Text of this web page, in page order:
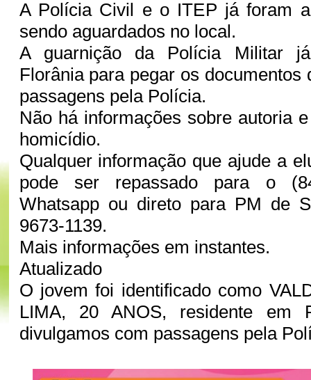
A Polícia Civil e o ITEP já foram
sendo aguardados no local.
A guarnição da Polícia Militar
Florânia para pegar os documentos
passagens pela Polícia.
Não há informações sobre autoria
homicídio.
Qualquer informação que ajude a
pode ser repassado para o
Whatsapp ou direto para PM de
9673-1139.
Mais informações em instantes.
Atualizado
O jovem foi identificado como
LIMA, 20 ANOS, residente em
divulgamos com passagens pela